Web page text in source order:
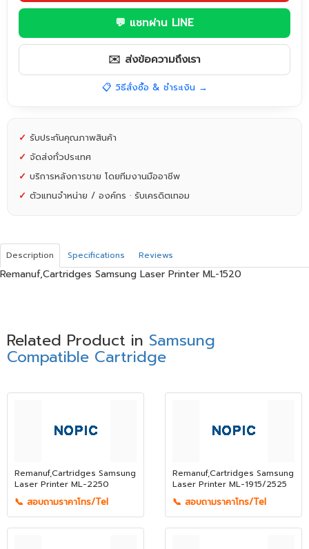
💬 แชทผ่าน LINE
✉️ ส่งข้อความถึงเรา
📋 วิธีสั่งซื้อ & ชำระเงิน →
✓ รับประกันคุณภาพสินค้า
✓ จัดส่งทั่วประเทศ
✓ บริการหลังการขาย โดยทีมงานมืออาชีพ
✓ ตัวแทนจำหน่าย / องค์กร · รับเครดิตเทอม
Description Specifications Reviews
Remanuf,Cartridges Samsung Laser Printer ML-1520
Related Product in Samsung
Compatible Cartridge
Remanuf,Cartridges Samsung
Laser Printer ML-2250
📞 สอบถามราคาโทร/Tel
Remanuf,Cartridges Samsung
Laser Printer ML-1915/2525
📞 สอบถามราคาโทร/Tel